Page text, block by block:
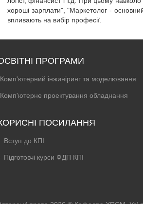
хороші зарплати", "Маркетолог -
впливають на вибір професії.
ПРОГРАМИ
Комп'ютерний інжиніринг та моделювання
Комп'ютерне проектування обладнання
ПОСИЛАННЯ
Вступ до КПІ
Підготовчі курси ФДП КПІ